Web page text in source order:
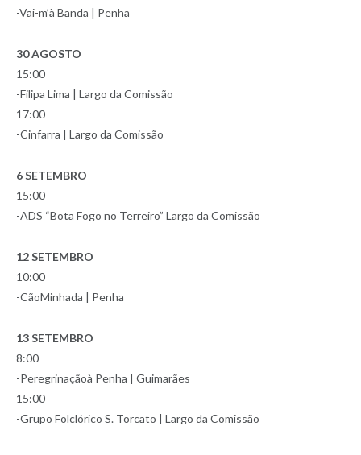
-Vai-m’à Banda | Penha
30 AGOSTO
15:00
-Filipa Lima | Largo da Comissão
17:00
-Cinfarra | Largo da Comissão
6 SETEMBRO
15:00
-ADS “Bota Fogo no Terreiro” Largo da Comissão
12 SETEMBRO
10:00
-CãoMinhada | Penha
13 SETEMBRO
8:00
-Peregrinaçãoà Penha | Guimarães
15:00
-Grupo Folclórico S. Torcato | Largo da Comissão